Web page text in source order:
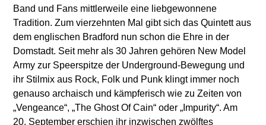
Band und Fans mittlerweile eine liebgewonnene
Tradition. Zum vierzehnten Mal gibt sich das Quintett aus
dem englischen Bradford nun schon die Ehre in der
Domstadt. Seit mehr als 30 Jahren gehören New Model
Army zur Speerspitze der Underground-Bewegung und
ihr Stilmix aus Rock, Folk und Punk klingt immer noch
genauso archaisch und kämpferisch wie zu Zeiten von
„Vengeance“, „The Ghost Of Cain“ oder „Impurity“. Am
20. September erschien ihr inzwischen zwölftes